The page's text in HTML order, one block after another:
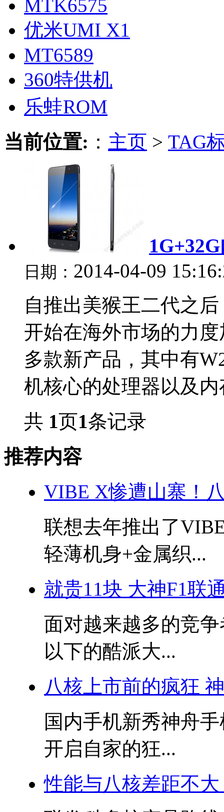
MTK6575
优米UMI X1
MT6589
360特供机
乐蛙ROM
当前位置: ： 主页 > TAG
日期： 2014-04-09
自推出美猴王二代之
开始在海外市场的力
多款新产品，其中有
机核心的处理器以及
共 1页1条记录
推荐内容
VIBE X惨遭山寨！
联想去年推出了
轻薄机身+金属织...
就贵11块 大神F1联
面对越来越多的竞
以下的酷派大...
八核上市前的疯狂
国内手机新秀神舟
开启自家的狂...
性能与八核差距不